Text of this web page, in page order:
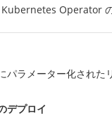
Operator
パラメーター化され
デプロイ